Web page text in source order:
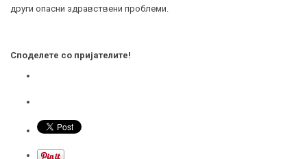
други опасни здравствени проблеми.
Споделете со пријателите!